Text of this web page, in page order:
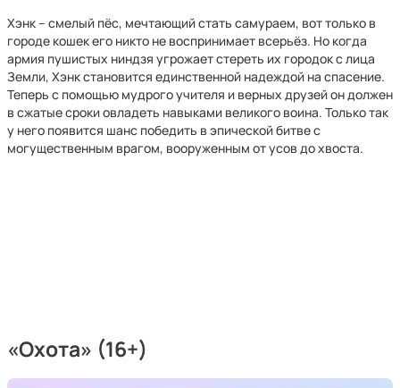
Хэнк – смелый пёс, мечтающий стать самураем, вот только в
городе кошек его никто не воспринимает всерьёз. Но когда
армия пушистых ниндзя угрожает стереть их городок с лица
Земли, Хэнк становится единственной надеждой на спасение.
Теперь с помощью мудрого учителя и верных друзей он должен
в сжатые сроки овладеть навыками великого воина. Только так
у него появится шанс победить в эпической битве с
могущественным врагом, вооруженным от усов до хвоста.
«Охота» (16+)